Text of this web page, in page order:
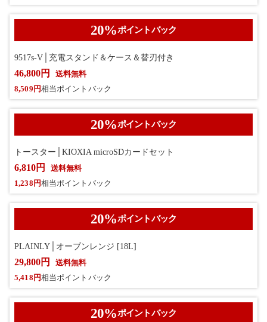
20%ポイントバック
9517s-V│充電スタンド＆ケース＆替刃付き
46,800円
送料無料
8,509円相当ポイントバック
20%ポイントバック
トースター│KIOXIA microSDカードセット
6,810円
送料無料
1,238円相当ポイントバック
20%ポイントバック
PLAINLY│オーブンレンジ [18L]
29,800円
送料無料
5,418円相当ポイントバック
20%ポイントバック